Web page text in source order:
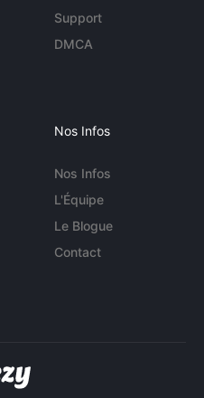
Support
DMCA
Nos Infos
Nos Infos
L'Équipe
Le Blogue
Contact